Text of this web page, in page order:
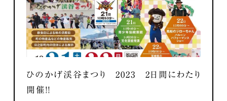
ひのかげ渓谷まつり 2023 2日間にわたり
開催！！